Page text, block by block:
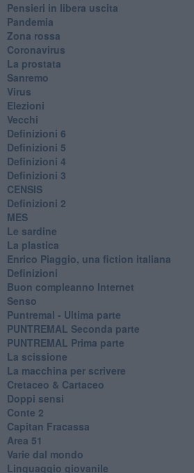
​Pensieri in libera uscita
Pandemia
Zona rossa
Coronavirus
La prostata
Sanremo
Virus
Elezioni
Vecchi
Definizioni 6
Definizioni 5
Definizioni 4
Definizioni 3
CENSIS
​Definizioni 2
MES
Le sardine
La plastica
​Enrico Piaggio, una fiction italiana
Definizioni
​Buon compleanno Internet
Senso
Puntremal - Ultima parte
PUNTREMAL Seconda parte
​PUNTREMAL Prima parte
La scissione
La macchina per scrivere
Cretaceo & Cartaceo
Doppi sensi
​Conte 2
​Capitan Fracassa
​Area 51
Varie dal mondo
​Linguaggio giovanile